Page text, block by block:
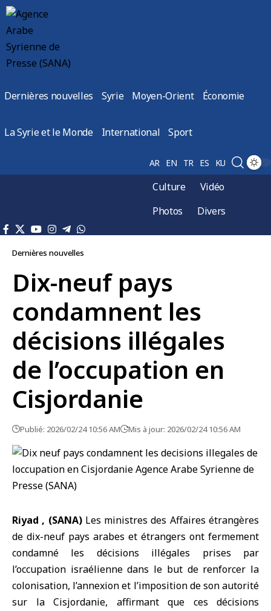
Dernières nouvelles Syrie Moyen-Orient Économie
La Syrie et le Monde International Sport
AR EN TR ES KU
Culture
Vidéo
Photos
Divers
Dernières nouvelles
Dix-neuf pays
condamnent les
décisions illégales
de l’occupation en
Cisjordanie
Publié: 2026/02/24 10:56 AM Mis à jour: 2026/02/24 10:56 AM
Riyad , (SANA) Les ministres des Affaires étrangères
de dix-neuf pays arabes et étrangers ont fermement
condamné les décisions illégales prises par
l’occupation israélienne dans le but de renforcer la
colonisation, l’annexion et l’imposition de son autorité
sur la Cisjordanie, affirmant que ces décisions